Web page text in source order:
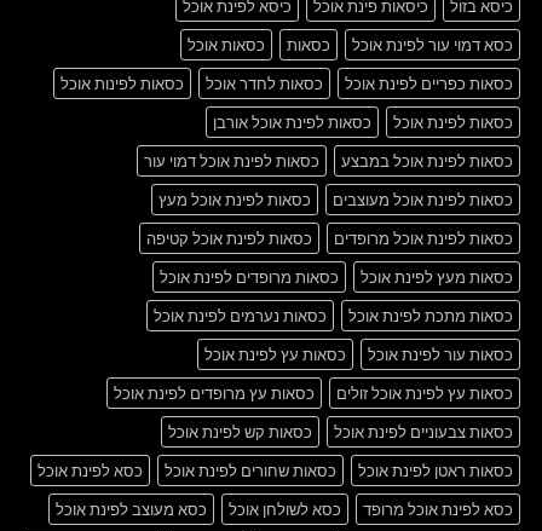
כיסא בזול כיסאות פינת אוכל
כיסא לפינת אוכל
כסא דמוי עור לפינת אוכל
כסאות
כסאות אוכל
כסאות כפריים לפינת אוכל
כסאות לחדר אוכל
כסאות לפינות אוכל
כסאות לפינת אוכל
כסאות לפינת אוכל אורבן
כסאות לפינת אוכל במבצע
כסאות לפינת אוכל דמוי עור
כסאות לפינת אוכל מעוצבים
כסאות לפינת אוכל מעץ
כסאות לפינת אוכל מרופדים
כסאות לפינת אוכל קטיפה
כסאות מעץ לפינת אוכל
כסאות מרופדים לפינת אוכל
כסאות מתכת לפינת אוכל
כסאות נערמים לפינת אוכל
כסאות עור לפינת אוכל
כסאות עץ לפינת אוכל
כסאות עץ לפינת אוכל זולים
כסאות עץ מרופדים לפינת אוכל
כסאות צבעוניים לפינת אוכל
כסאות קש לפינת אוכל
כסאות ראטן לפינת אוכל
כסאות שחורים לפינת אוכל
כסא לפינת אוכל
כסא לפינת אוכל מרופד
כסא לשולחן אוכל
כסא מעוצב לפינת אוכל